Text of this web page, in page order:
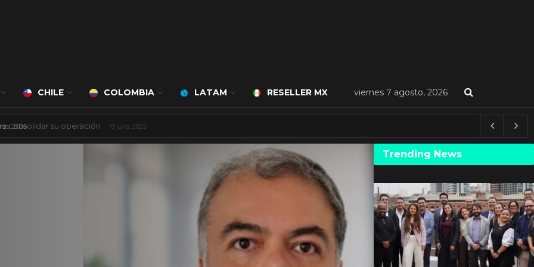
CHILE COLOMBIA LATAM RESELLER MX viernes 7 agosto, 2026
a cargo de Bert Milan 24 marzo, 2026
Trending News